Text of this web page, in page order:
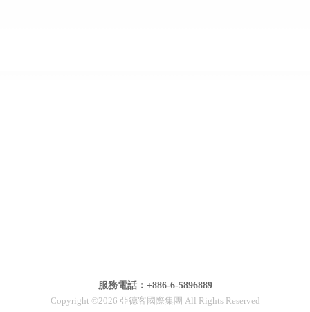
服務電話：+886-6-5896889
Copyright ©2026 亞德客國際集團 All Rights Reserved